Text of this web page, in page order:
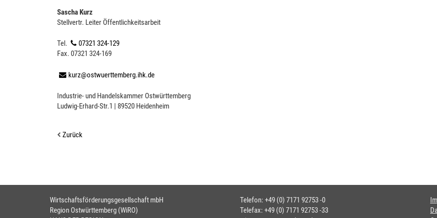
Sascha Kurz
Stellvertr. Leiter Öffentlichkeitsarbeit
Tel.
07321 324-129
Fax. 07321 324-169
kurz@ostwuerttemberg.ihk.de
Industrie- und Handelskammer Ostwürttemberg
Ludwig-Erhard-Str.1 | 89520 Heidenheim
Zurück
Wirtschaftsförderungsgesellschaft mbH
Region Ostwürttemberg (WiRO)
Telefon: +49 (0) 7171 92753 -0
Telefax: +49 (0) 7171 92753 -33